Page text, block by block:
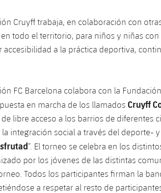
Cruyff trabaja, en colaboración con
todo el territorio, para niños y niñas
accesibilidad a la práctica deportiva,
FC Barcelona colabora con la
en marcha de los llamados Cruyff
libre acceso a los barrios de diferentes
integración social a través del deporte-
”. El torneo se celebra en los
por los jóvenes de las distintas
Todos los participantes firman la
a respetar al resto de